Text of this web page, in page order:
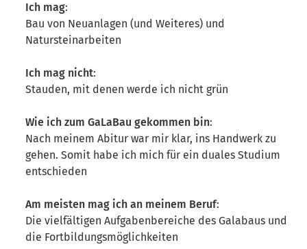
Ich mag:
Bau von Neuanlagen (und Weiteres) und
Natursteinarbeiten
Ich mag nicht:
Stauden, mit denen werde ich nicht grün
Wie ich zum GaLaBau gekommen bin:
Nach meinem Abitur war mir klar, ins Handwerk zu
gehen. Somit habe ich mich für ein duales Studium
entschieden
Am meisten mag ich an meinem Beruf:
Die vielfältigen Aufgabenbereiche des Galabaus und
die Fortbildungsmöglichkeiten